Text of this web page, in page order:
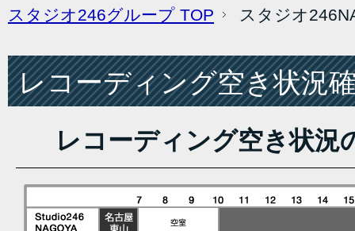
スタジオ246グループ TOP スタジオ
レコーディング空き状況
レコーディング空き状況